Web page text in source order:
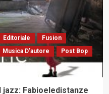
Editoriale
Fusion
Musica D'autore
Post Bop
jazz: Fabioeledistanze